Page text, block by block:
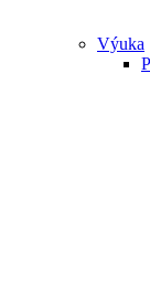
Výuka